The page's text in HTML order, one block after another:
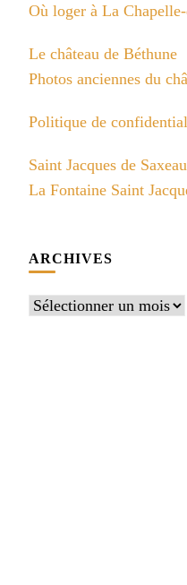
Où loger à La
Le château de Béthune
Photos anciennes du
Politique de
Saint Jacques de Saxeau
La Fontaine Saint
ARCHIVES
Archives